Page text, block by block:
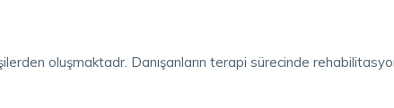
oluşmaktadr. Danışanların terapi sürecinde